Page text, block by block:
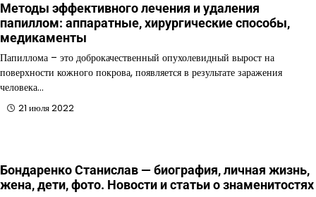
Методы эффективного лечения и удаления
папиллом: аппаратные, хирургические способы,
медикаменты
Папиллома – это доброкачественный опухолевидный вырост на
поверхности кожного покрова, появляется в результате заражения
человека…
21 июля 2022
Бондаренко Станислав — биография, личная жизнь,
жена, дети, фото. Новости и статьи о знаменитостях